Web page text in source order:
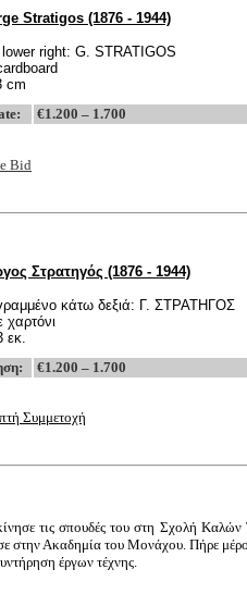
Stratigos (1876 - 1944)
right: G. STRATIGOS
cm
€1.200 – 1.700
Bid
Στρατηγός (1876 - 1944)
κάτω δεξιά: Γ. ΣΤΡΑΤΗΓΟΣ
χαρτόνι
εκ.
: €1.200 – 1.700
Συμμετοχή
τις σπουδές του στη Σχολή Καλών
στην Ακαδημία του Μονάχου. Πήρε
έργων τέχνης.